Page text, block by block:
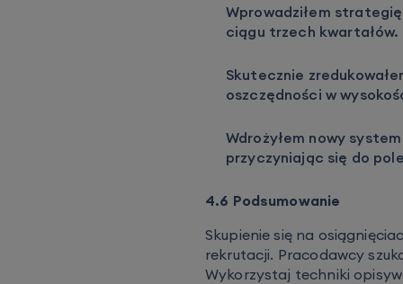
Wprowadziłem
ciągu trzech kwartałów.
Skutecznie
oszczędności w
Wdrożyłem nowy
przyczyniając się do
4.6 Podsumowanie
Skupienie się na
rekrutacji. Pracodawcy
Wykorzystaj techniki